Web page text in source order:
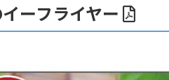
ーフライヤー